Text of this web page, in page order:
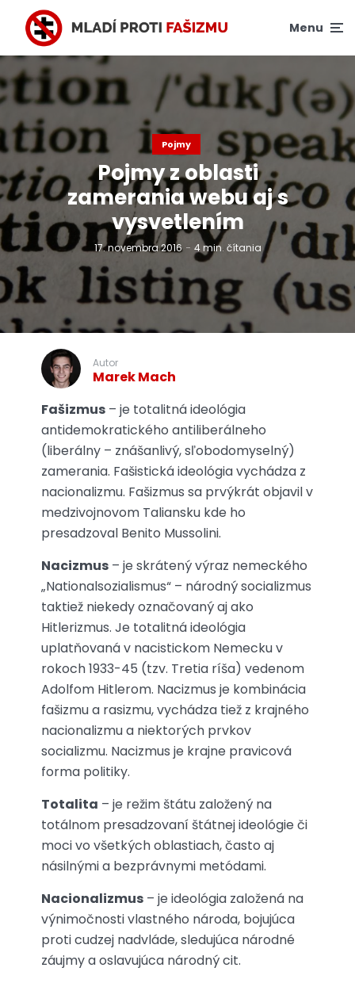
Menu
Pojmy
Pojmy z oblasti
zamerania webu aj s
vysvetlením
17. novembra 2016 4 min. čítania
Autor
Marek Mach
Fašizmus – je totalitná ideológia
antidemokratického antiliberálneho
(liberálny – znášanlivý, sľobodomyselný)
zamerania. Fašistická ideológia vychádza z
nacionalizmu. Fašizmus sa prvýkrát objavil v
medzivojnovom Taliansku kde ho
presadzoval Benito Mussolini.
Nacizmus – je skrátený výraz nemeckého
„Nationalsozialismus“ – národný socializmus
taktiež niekedy označovaný aj ako
Hitlerizmus. Je totalitná ideológia
uplatňovaná v nacistickom Nemecku v
rokoch 1933-45 (tzv. Tretia ríša) vedenom
Adolfom Hitlerom. Nacizmus je kombinácia
fašizmu a rasizmu, vychádza tiež z krajného
nacionalizmu a niektorých prvkov
socializmu. Nacizmus je krajne pravicová
forma politiky.
Totalita – je režim štátu založený na
totálnom presadzovaní štátnej ideológie či
moci vo všetkých oblastiach, často aj
násilnými a bezprávnymi metódami.
Nacionalizmus – je ideológia založená na
výnimočnosti vlastného národa, bojujúca
proti cudzej nadvláde, sledujúca národné
záujmy a oslavujúca národný cit.